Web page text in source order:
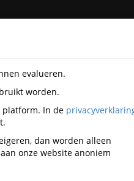
evalueren.
worden.
platform. In de
dan worden alleen
onze website anoniem